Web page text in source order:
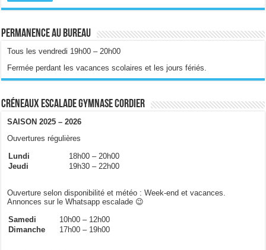
Permanence au bureau
Tous les vendredi 19h00 – 20h00
Fermée perdant les vacances scolaires et les jours fériés.
Créneaux escalade gymnase Cordier
SAISON 2025 – 2026
Ouvertures régulières
Lundi
18h00 – 20h00
Jeudi
19h30 – 22h00
Ouverture selon disponibilité et météo : Week-end et vacances.
Annonces sur le Whatsapp escalade 😉
Samedi
10h00 – 12h00
Dimanche
17h00 – 19h00